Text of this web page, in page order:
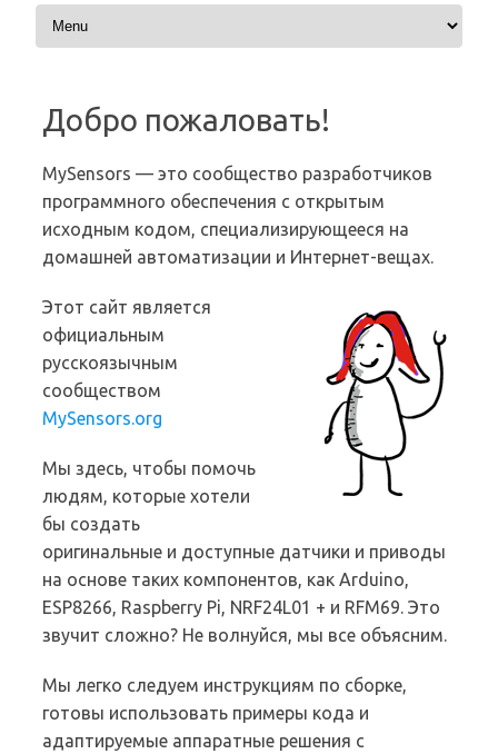
Перейти к содержимому
Добро пожаловать!
MySensors — это сообщество разработчиков
программного обеспечения с открытым
исходным кодом, специализирующееся на
домашней автоматизации и Интернет-вещах.
Этот сайт является
официальным
русскоязычным
сообществом
MySensors.org
Мы здесь, чтобы помочь
людям, которые хотели
бы создать
оригинальные и доступные датчики и приводы
на основе таких компонентов, как Arduino,
ESP8266, Raspberry Pi, NRF24L01 + и RFM69. Это
звучит сложно? Не волнуйся, мы все объясним.
Мы легко следуем инструкциям по сборке,
готовы использовать примеры кода и
адаптируемые аппаратные решения с